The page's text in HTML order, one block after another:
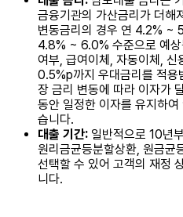
금융기관의 가산금리가 더
변동금리의 경우 연 4.2% ~
4.8% ~ 6.0% 수준으로 예상
여부, 급여이체, 자동이체, 신
0.5%p까지 우대금리를 적용
장 금리 변동에 따라 이자가
동안 일정한 이자를 유지하
습니다.
대출 기간: 일반적으로 10년
원리금균등분할상환, 원금균
선택할 수 있어 고객의 재정
니다.